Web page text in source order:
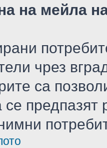
на мейла
чрез
са
предпазят